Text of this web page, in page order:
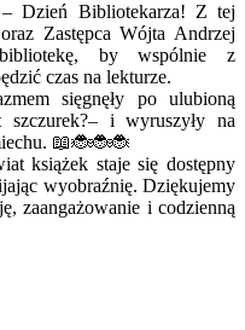
Dzień Bibliotekarza! Z tej
Zastępca Wójta Andrzej
by wspólnie z
czas na lekturze.
sięgnęły po ulubioną
i wyruszyły na
📖🐞🐞🐞
książek staje się dostępny
wyobraźnię. Dziękujemy
zaangażowanie i codzienną